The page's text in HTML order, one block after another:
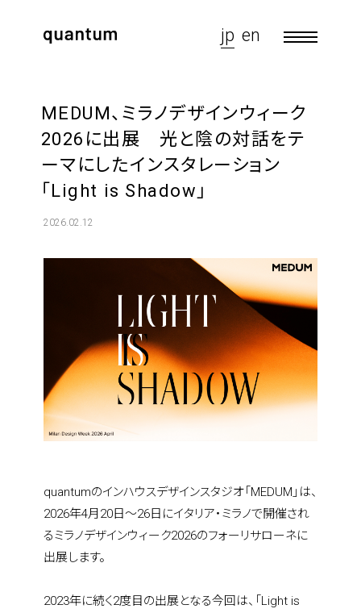
jp en
MEDUM、ミラノデザインウィーク
2026に出展 光と陰の対話をテ
ーマにしたインスタレーション
「Light is Shadow」
2026.02.12
quantumのインハウスデザインスタジオ「MEDUM」は、
2026年4月20日～26日にイタリア・ミラノで開催され
るミラノデザインウィーク2026のフォーリサローネに
出展します。
2023年に続く2度目の出展となる今回は、「Light is